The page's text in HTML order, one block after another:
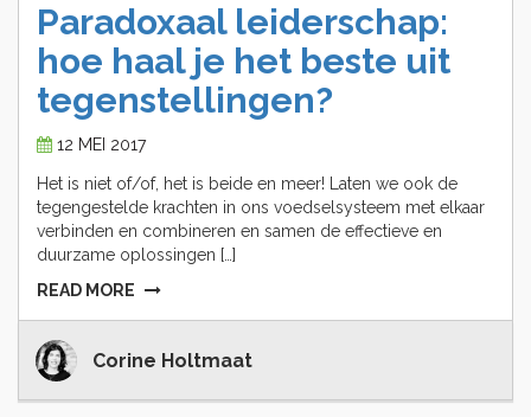
Paradoxaal leiderschap:
hoe haal je het beste uit
tegenstellingen?
12 MEI 2017
Het is niet of/of, het is beide en meer! Laten we ook de
tegengestelde krachten in ons voedselsysteem met elkaar
verbinden en combineren en samen de effectieve en
duurzame oplossingen […]
READ MORE
Corine Holtmaat